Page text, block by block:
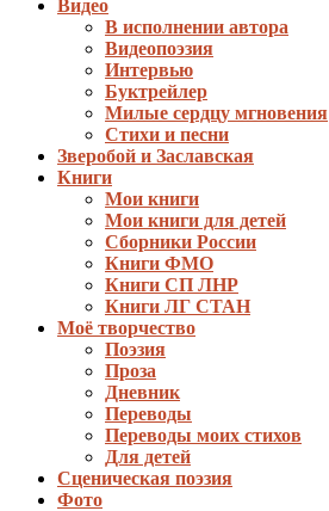
Видео
В исполнении автора
Видеопоэзия
Интервью
Буктрейлер
Милые сердцу мгновения
Стихи и песни
Зверобой и Заславская
Книги
Мои книги
Мои книги для детей
Сборники России
Книги ФМО
Книги СП ЛНР
Книги ЛГ СТАН
Моё творчество
Поэзия
Проза
Дневник
Переводы
Переводы моих стихов
Для детей
Сценическая поэзия
Фото